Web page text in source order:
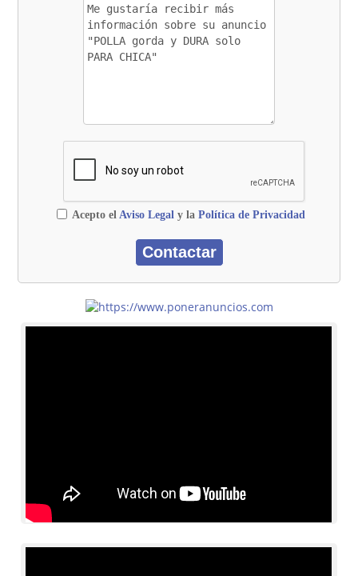
Acepto el Aviso Legaly la Política de Privacidad